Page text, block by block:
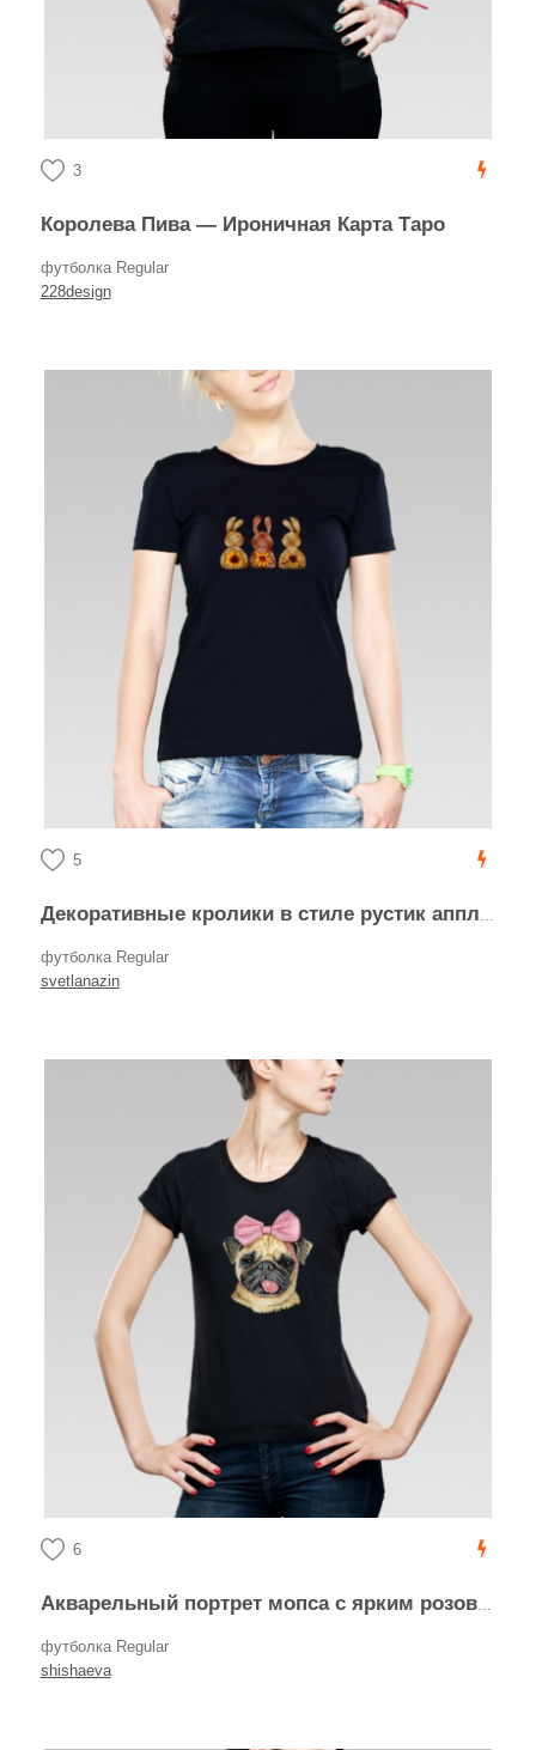
3
Королева Пива — Ироничная Карта Таро
футболка Regular
228design
5
Декоративные кролики в стиле рустик аппликация
футболка Regular
svetlanazin
6
Акварельный портрет мопса с ярким розовым бантом
футболка Regular
shishaeva